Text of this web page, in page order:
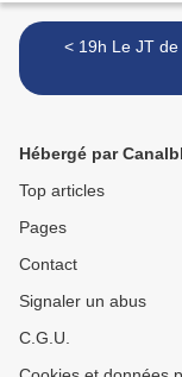
< 19h Le JT de
Hébergé par
Top articles
Pages
Contact
Signaler un abus
C.G.U.